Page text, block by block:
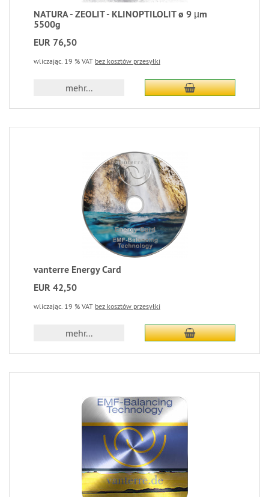
NATURA - ZEOLIT - KLINOPTILOLIT ø 9 µm
5500g
EUR 76,50
wliczając. 19 % VAT bez kosztów przesyłki
mehr...
vanterre Energy Card
EUR 42,50
wliczając. 19 % VAT bez kosztów przesyłki
mehr...